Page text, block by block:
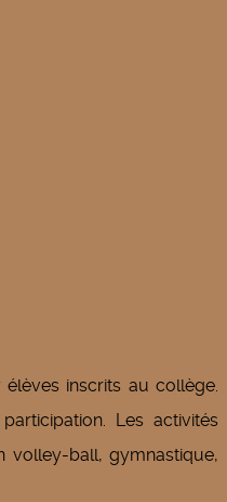
inscrits au collège.
Les activités
volley-ball, gymnastique,